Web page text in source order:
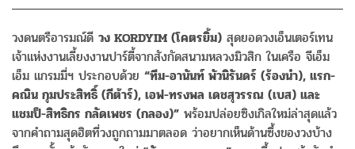
วงดนตรีอารมณ์ดี วง KORDYIM (โคตรยิ้ม) สุดยอดวงเอ็นเตอร์เทน
เจ้าแห่งงานเลี้ยงงานปาร์ตี้จากสังกัดสนามหลวงมิวสิก ในเครือ จีเอ็ม
เอ็ม แกรมมี่ฯ ประกอบด้วย “ทีม-อานันท์ พัวนิรันดร์ (ร้องนำ), แรก-
คณิน กุมประสิทธิ์ (กีต้าร์), เอฟ-ทรงพล เดชสุวรรณ (เบส) และ
แชมป็-สิทธิกร กลัดเพชร (กลอง)” พร้อมปล่อยซิงเกิลใหม่ล่าสุดแล้ว
จากคำถามสุดฮิตที่วงถูกถามมาตลอด ว่าอยากเห็นด้านซึ้งของวงบ้าง